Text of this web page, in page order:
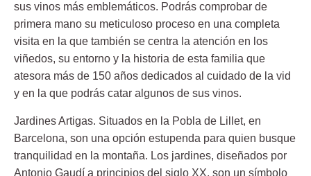
sus vinos más emblemáticos. Podrás comprobar de
primera mano su meticuloso proceso en una completa
visita en la que también se centra la atención en los
viñedos, su entorno y la historia de esta familia que
atesora más de 150 años dedicados al cuidado de la vid
y en la que podrás catar algunos de sus vinos.
Jardines Artigas. Situados en la Pobla de Lillet, en
Barcelona, son una opción estupenda para quien busque
tranquilidad en la montaña. Los jardines, diseñados por
Antonio Gaudí a principios del siglo XX, son un símbolo